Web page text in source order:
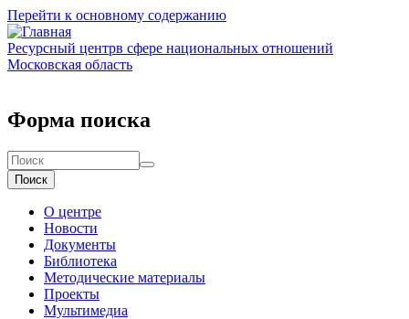
Перейти к основному содержанию
Ресурсный центрв сфере национальных отношений
Московская область
Форма поиска
Поиск
О центре
Новости
Документы
Библиотека
Методические материалы
Проекты
Мультимедиа